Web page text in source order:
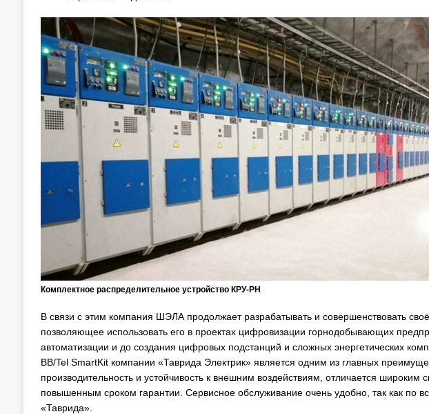
Комплектное распределительное устройство КРУ-РН
В связи с этим компания ШЭЛА продолжает разрабатывать и совершенствовать
позволяющее использовать его в проектах цифровизации горнодобывающих
автоматизации и до создания цифровых подстанций и сложных энергетических
BB/Tel SmartKit компании «Таврида Электрик» является одним из главных
производительность и устойчивость к внешним воздействиям, отличается широким
повышенным сроком гарантии. Сервисное обслуживание очень удобно, так как по
«Таврида».